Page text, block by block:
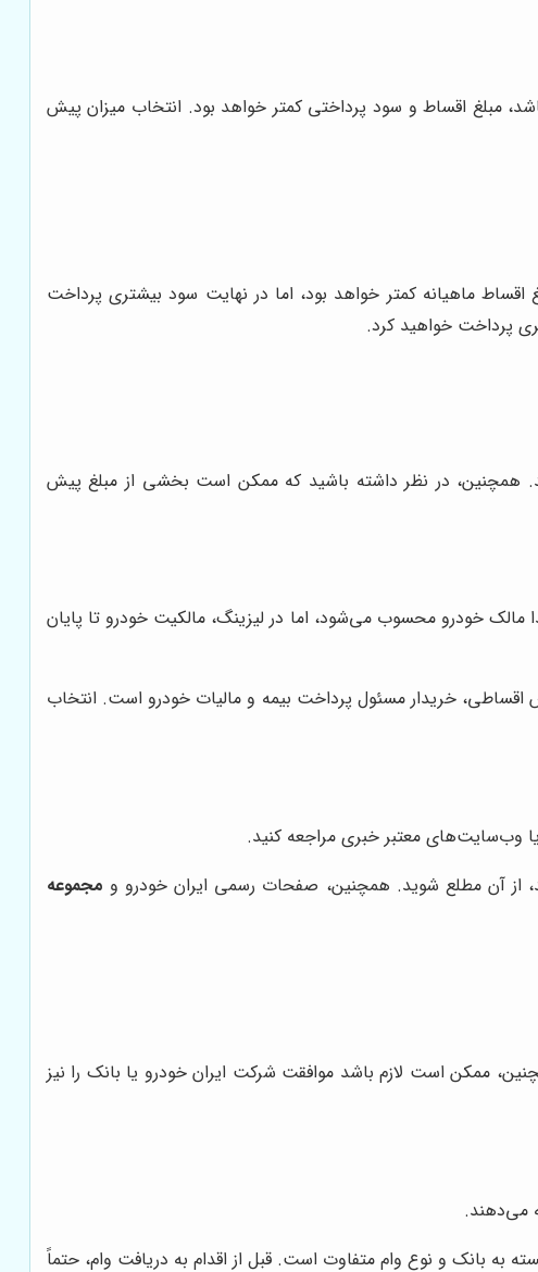
مبلغ اقساط و سود پرداختی کمتر خواهد بود. انتخاب میزان پیش
ماهیانه کمتر خواهد بود، اما در نهایت سود بیشتری پرداخت
پرداخت خواهید کرد.
همچنین، در نظر داشته باشید که ممکن است بخشی از مبلغ پیش
خودرو محسوب می‌شود، اما در لیزینگ، مالکیت خودرو تا پایان
اقساطی، خریدار مسئول پرداخت بیمه و مالیات خودرو است. انتخاب
وب‌سایت‌های معتبر خبری مراجعه کنید.
از آن مطلع شوید. همچنین، صفحات رسمی ایران خودرو و مجموعه
ممکن است لازم باشد موافقت شرکت ایران خودرو یا بانک را نیز
می‌دهند.
به بانک و نوع وام متفاوت است. قبل از اقدام به دریافت وام، حتماً